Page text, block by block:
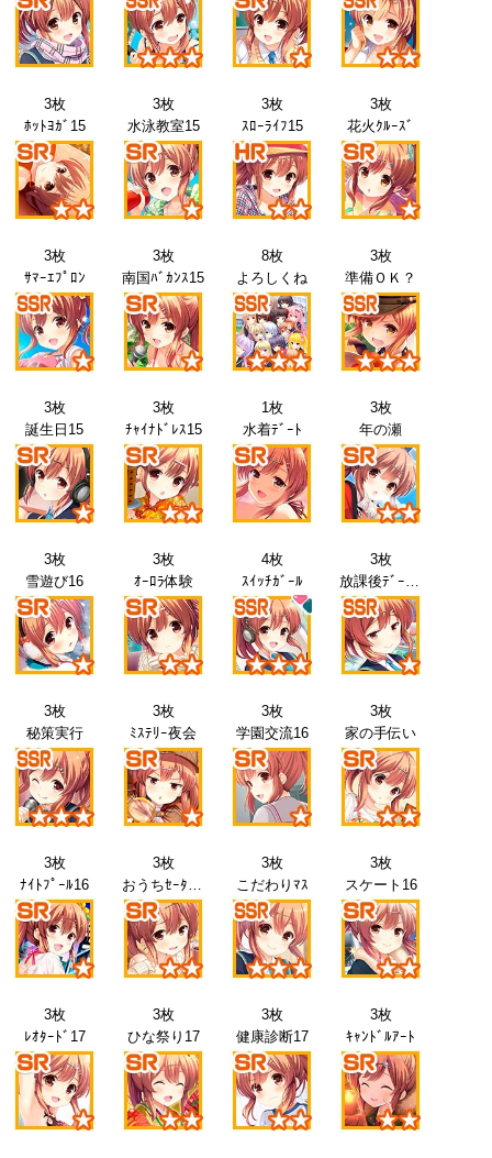
3枚
ﾎｯﾄﾖｶﾞ15
3枚
水泳教室15
3枚
ｽﾛｰﾗｲﾌ15
3枚
花火ｸﾙｰｽﾞ
3枚
ｻﾏｰｴﾌﾟﾛﾝ
3枚
南国ﾊﾞｶﾝｽ15
8枚
よろしくね
3枚
準備ＯＫ？
3枚
誕生日15
3枚
ﾁｬｲﾅﾄﾞﾚｽ15
1枚
水着ﾃﾞｰﾄ
3枚
年の瀬
3枚
雪遊び16
3枚
ｵｰﾛﾗ体験
4枚
ｽｲｯﾁｶﾞｰﾙ
3枚
放課後ﾃﾞｰﾄ16
3枚
秘策実行
3枚
ﾐｽﾃﾘｰ夜会
3枚
学園交流16
3枚
家の手伝い
3枚
ﾅｲﾄﾌﾟｰﾙ16
3枚
おうちｾｰﾀｰ16
3枚
こだわりﾏｽ
3枚
スケート16
3枚
ﾚｵﾀｰﾄﾞ17
3枚
ひな祭り17
3枚
健康診断17
3枚
ｷｬﾝﾄﾞﾙｱｰﾄ